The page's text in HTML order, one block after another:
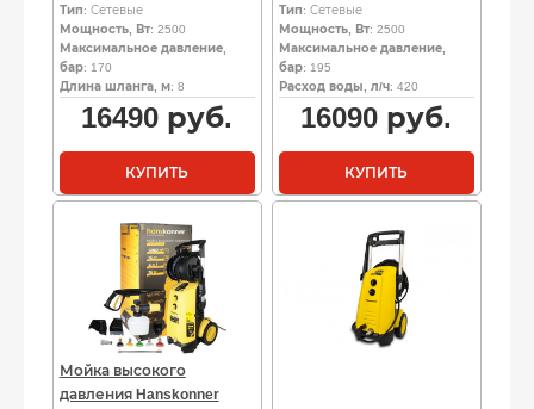
Тип: Сетевые
Мощность, Вт: 2500
Максимальное давление,
бар: 170
Длина шланга, м: 8
16490 руб.
КУПИТЬ
Тип: Сетевые
Мощность, Вт: 2500
Максимальное давление,
бар: 195
Расход воды, л/ч: 420
16090 руб.
КУПИТЬ
Мойка высокого
давления Hanskonner